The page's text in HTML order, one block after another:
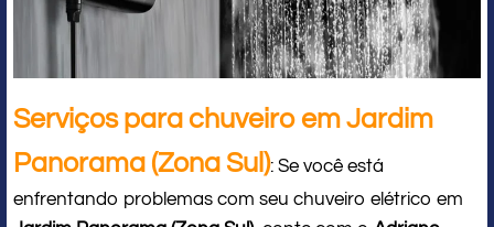
Serviços para chuveiro em Jardim
Panorama (Zona Sul): Se você está
enfrentando problemas com seu chuveiro elétrico em